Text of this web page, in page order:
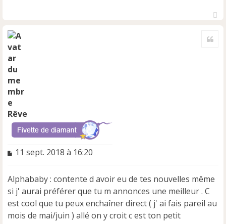
Rêve
M
s
a
g
e
n
11 sept. 2018 à 16:20
Alphababy : contente d avoir eu de tes nouvelles même
si j' aurai préférer que tu m annonces une meilleur . C
est cool que tu peux enchaîner direct ( j' ai fais pareil au
mois de mai/juin ) allé on y croit c est ton petit